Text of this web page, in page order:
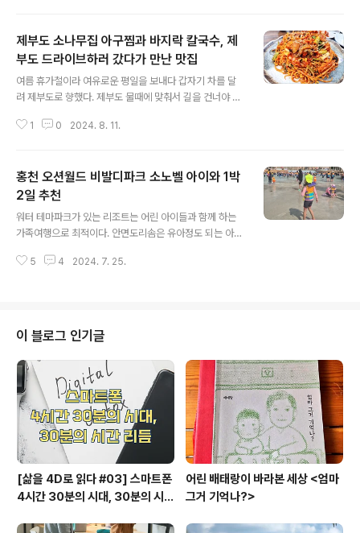
왔으면 좋겠다. [한강 노을 캠핑장 예약 관련 정보 포스팅]
우리처럼 캠핑초보들이라면 글램핑처럼 시설이 잘 갖추어
진 곳에서 고기 구워먹고 오고가는 길 드라이브도 하고 풍
경도 볼 수 있는 그런 나들이가 제격이다 싶다. 장비도 갖추
기 시착하면 한도 끝도 없는 것이 레저 취미라고 하니까 말
이다. 주말 오후 쯤 외출을 하지 않은 것이 조금은 아쉬웠기
제부도 소나무집 아구찜과 바지락 칼국수, 제
부도 드라이브하러 갔다가 만난 맛집
여름 휴가철이라 여유로운 평일을 보내다 갑자기 차를 달
려 제부도로 향했다. 제부도 물때에 맞춰서 길을 건너야 하
간이라 하늘은 노을이 지고 있었다. 제부도에는 케이블카
다. 나중에 올 때는 좀 여유롭게 와서 산책도 하고 케이블카
도 타야겠다는 생각이 들었다. 저녁을 먹으러 도착한 곳은
해물찜을 전문으로 하는 소나무집이다.바다를 끼고 있는
것은 아니라서 안에서 바다를 바라볼 수는 없다. 널찍하고
깨끗한 실내공간이라 가족 식사에 좋다. 유아식탁있고 내
부 화장실도 깨끗한 편이다. 경기 화성시 서신면 제부로 2
1 0 2024. 8. 11.
홍천 오션월드 비발디파크 소노벨 아이와 1박
2일 추천
워터 테마파크가 있는 리조트는 어린 아이들과 함께 하는
가족여행으로 최적이다. 안면도리솜은 유아정도 되는 아이
아~초등학생 아이들을 동반한 가족이 가기 적당하다. 홍천
리솜이나 삼척 솔비치는 바로 앞에 바닷가가 있어서 워터
파크에 굳이 큰 힘을 들일 필요가 없을 것도 같다. 바닷가에
서 자연 파도를 즐기고 모래를 가지고도 실컷 놀 수 있기 때
문이다. 그런데 비발디파크는 내륙의 홍천에 있기 때문에
물놀이를 하는 것이라면 좀 더 본격적으로 해도 좋을 것이
다. 겨울에는 스키를 타고 여름에는 물놀이..
5 4 2024. 7. 25.
이 블로그 인기글
[삶을 4D로 읽다 #03] 스마트폰
4시간 30분의 시대, 30분의 시간
어린 배태랑이 바라본 세상 <엄마
그거 기억나?>